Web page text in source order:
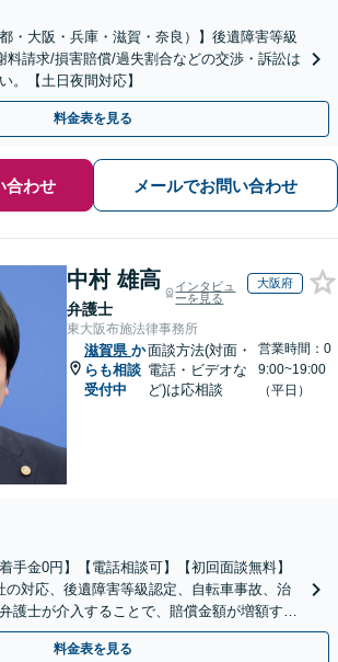
・大阪・兵庫・滋賀・奈良）】後遺障害等級
料請求/損害賠償/過失割合などの交渉・訴訟は
。【土日夜間対応】
料金表を見る
合わせ メールでお問い合わせ
中村 雄高
弁護士
インタビュ
ーを見る
大阪府
東大阪布施法律事務所
滋賀県 か
らも相談
受付中
面談方法(対面・
電話・ビデオな
ど)は応相談
営業時間：0
9:00~19:00
（平日）
手金0円】【電話相談可】【初回面談無料】
の対応、後遺障害等級認定、自転車事故、治
護士が介入することで、賠償金額が増額する
したら、まずはご相談
料金表を見る